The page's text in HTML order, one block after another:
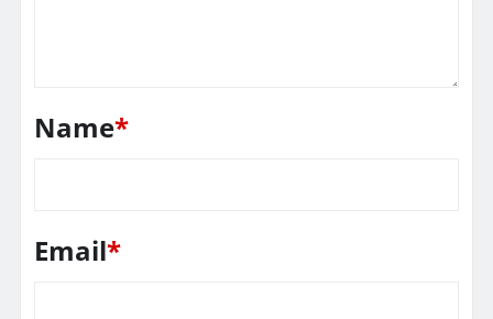
Name*
Email*